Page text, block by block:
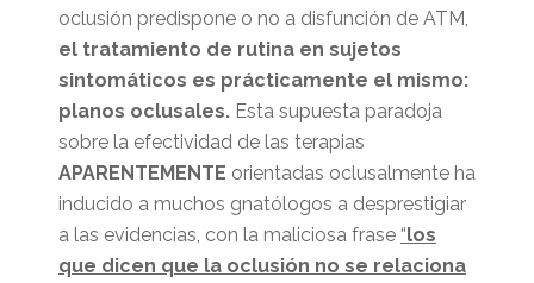
oclusión predispone o no a disfunción de ATM,
el tratamiento de rutina en sujetos
sintomáticos es prácticamente el mismo:
planos oclusales.Esta supuesta paradoja
sobre la efectividad de las terapias
APARENTEMENTE orientadas oclusalmente ha
inducido a muchos gnatólogos a desprestigiar
a las evidencias, con la maliciosa frase “los
que dicen que la oclusión no se relaciona